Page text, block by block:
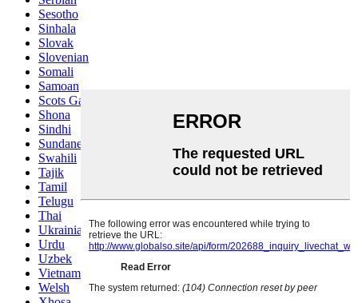
Sesotho
Sinhala
Slovak
Slovenian
Somali
Samoan
Scots Gaelic
Shona
Sindhi
Sundanese
Swahili
Tajik
Tamil
Telugu
Thai
Ukrainian
Urdu
Uzbek
Vietnamese
Welsh